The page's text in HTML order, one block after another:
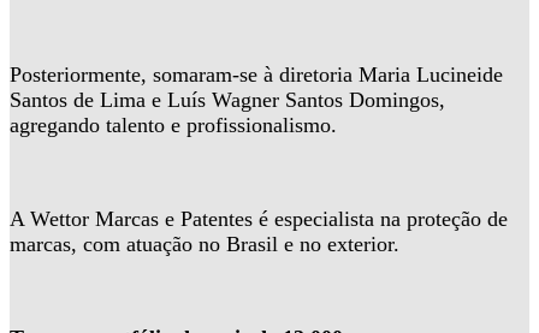
Posteriormente, somaram-se à diretoria Maria Lucineide
Santos de Lima e Luís Wagner Santos Domingos,
agregando talento e profissionalismo.
A Wettor Marcas e Patentes é especialista na proteção de
marcas, com atuação no Brasil e no exterior.